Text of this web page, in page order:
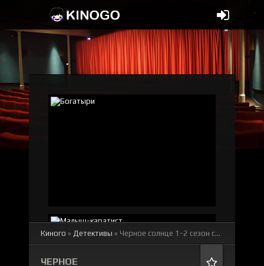
Киного » Детективы » Черное солнце 1-2 сезон смотреть онлайн бесплатно
ЧЕРНОЕ